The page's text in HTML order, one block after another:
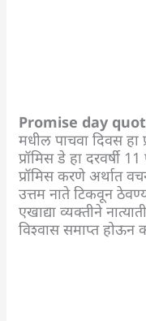
Promise day
मधील पाचवा दिवस
प्रॉमिस डे हा दरवर्षी
प्रॉमिस करणे अर्थात
उत्तम नाते टिकवून
एखाद्या व्यक्तीने
विश्वास समाप्त होऊन